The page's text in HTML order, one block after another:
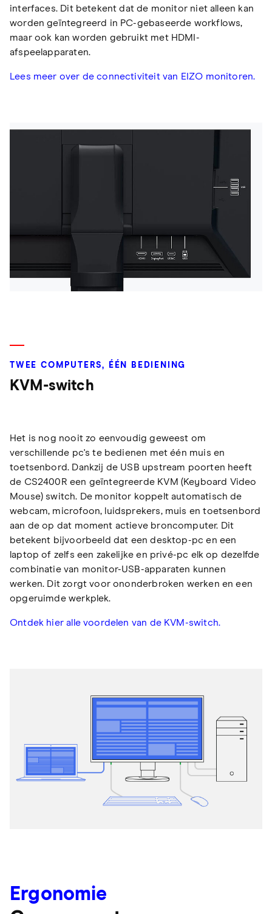
interfaces. Dit betekent dat de monitor niet alleen kan
worden geïntegreerd in PC-gebaseerde workflows,
maar ook kan worden gebruikt met HDMI-
afspeelapparaten.
Lees meer over de connectiviteit van EIZO monitoren.
TWEE COMPUTERS, ÉÉN BEDIENING
KVM-switch
Het is nog nooit zo eenvoudig geweest om
verschillende pc's te bedienen met één muis en
toetsenbord. Dankzij de USB upstream poorten heeft
de CS2400R een geïntegreerde KVM (Keyboard Video
Mouse) switch. De monitor koppelt automatisch de
webcam, microfoon, luidsprekers, muis en toetsenbord
aan de op dat moment actieve broncomputer. Dit
betekent bijvoorbeeld dat een desktop-pc en een
laptop of zelfs een zakelijke en privé-pc elk op dezelfde
combinatie van monitor-USB-apparaten kunnen
werken. Dit zorgt voor ononderbroken werken en een
opgeruimde werkplek.
Ontdek hier alle voordelen van de KVM-switch.
Ergonomie